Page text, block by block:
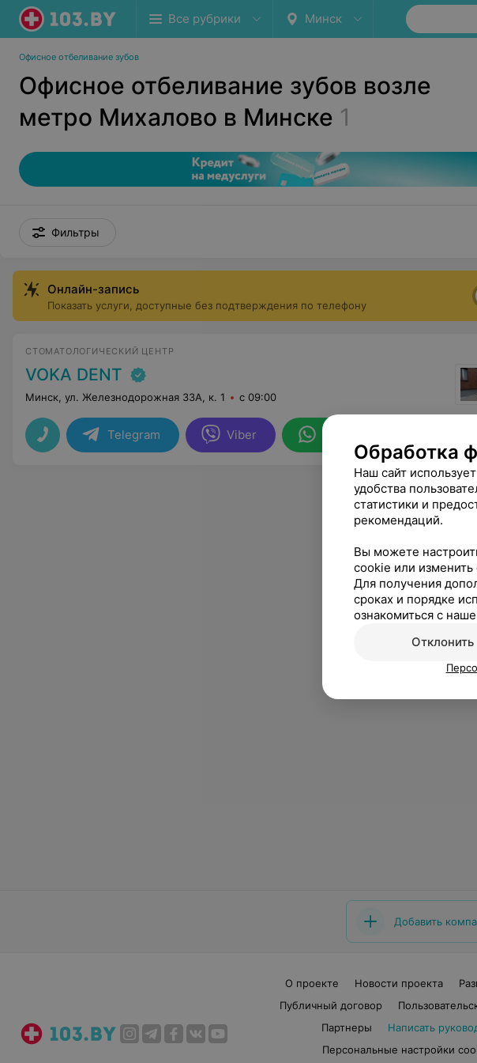
Все рубрики Минск
Офисное отбеливание зубов
Офисное отбеливание зубов возле
метро Михалово в Минске 1
Фильтры
Онлайн-запись
Показать услуги, доступные без подтверждения по телефону
СТОМАТОЛОГИЧЕСКИЙ ЦЕНТР
VOKA DENT
Минск, ул. Железнодорожная 33А, к. 1 с 09:00
Telegram Viber
Добавить
О проекте Новости проекта
Публичный договор
Партнеры
Написать
Персональные настройки
Обработка
Наш сайт
удобства
статистики и
рекомендаций.
Вы можете
cookie или изменить
Для получения
сроках и порядке
ознакомиться с
Отклонить